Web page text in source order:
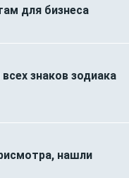
для бизнеса
знаков зодиака
нашли